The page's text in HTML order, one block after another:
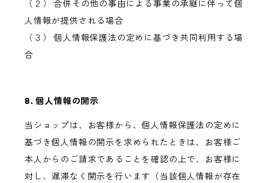
（２） 合併その他の事由による事業の承継に伴って個
人情報が提供される場合
（３） 個人情報保護法の定めに基づき共同利用する場
合
8. 個人情報の開示
当ショップは、お客様から、個人情報保護法の定めに
基づき個人情報の開示を求められたときは、お客様ご
本人からのご請求であることを確認の上で、お客様に
対し、遅滞なく開示を行います（当該個人情報が存在